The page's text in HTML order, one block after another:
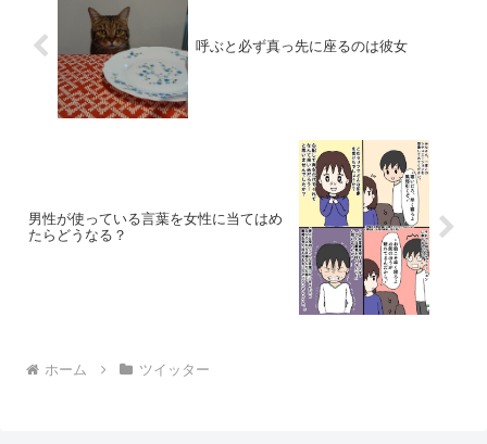
呼ぶと必ず真っ先に座るのは彼女
男性が使っている言葉を女性に当てはめ
たらどうなる？
ホーム ツイッター